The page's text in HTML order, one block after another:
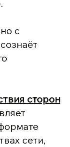
с
сторон
сети,